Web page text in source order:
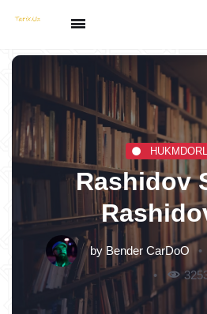
Rashidov
by Bender CarDoO